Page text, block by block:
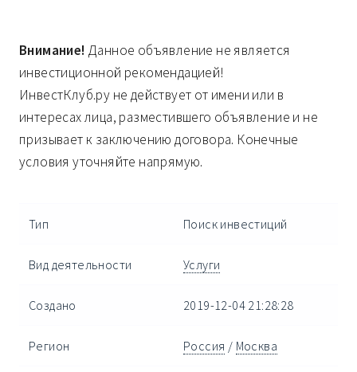
Внимание! Данное объявление не является
инвестиционной рекомендацией!
ИнвестКлуб.ру не действует от имени или в
интересах лица, разместившего объявление и не
призывает к заключению договора. Конечные
условия уточняйте напрямую.
Тип Поиск инвестиций
Вид деятельности Услуги
Создано 2019-12-04 21:28:28
Регион Россия / Москва